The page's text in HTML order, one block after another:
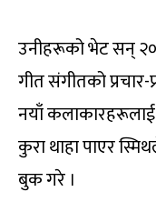
उनीहरूको भेट सन्
गीत संगीतको
नयाँ
कुरा थाहा पाएर
बुक गरे ।